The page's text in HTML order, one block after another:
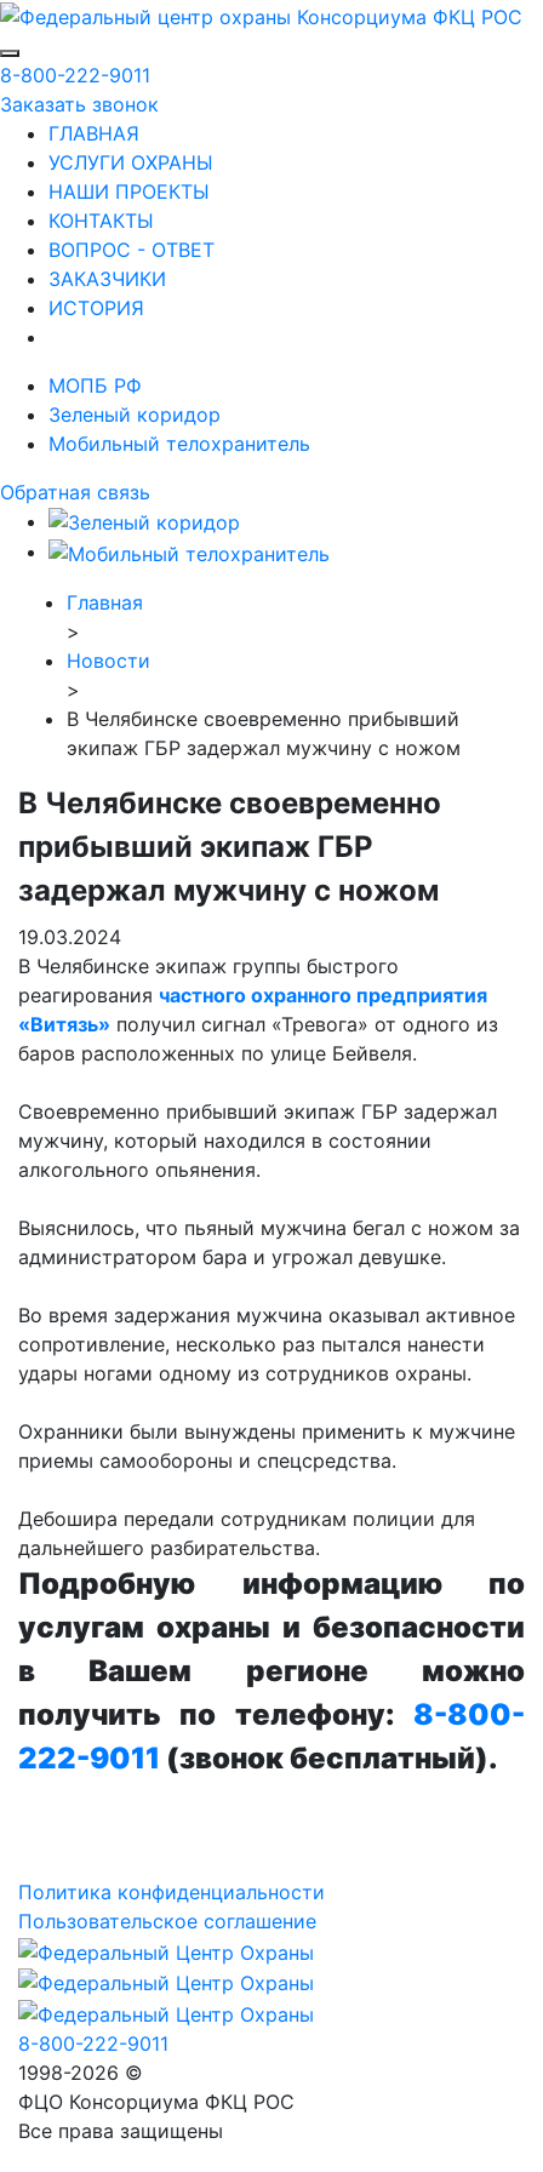
8-800-222-9011
Заказать звонок
ГЛАВНАЯ
УСЛУГИ ОХРАНЫ
НАШИ ПРОЕКТЫ
КОНТАКТЫ
ВОПРОС - ОТВЕТ
ЗАКАЗЧИКИ
ИСТОРИЯ
МОПБ РФ
Зеленый коридор
Мобильный телохранитель
Обратная связь
Главная
>
Новости
>
В Челябинске своевременно прибывший
экипаж ГБР задержал мужчину с ножом
В Челябинске своевременно
прибывший экипаж ГБР
задержал мужчину с ножом
19.03.2024
В Челябинске экипаж группы быстрого
реагирования частного охранного предприятия
«Витязь» получил сигнал «Тревога» от одного из
баров расположенных по улице Бейвеля.
Своевременно прибывший экипаж ГБР задержал
мужчину, который находился в состоянии
алкогольного опьянения.
Выяснилось, что пьяный мужчина бегал с ножом за
администратором бара и угрожал девушке.
Во время задержания мужчина оказывал активное
сопротивление, несколько раз пытался нанести
удары ногами одному из сотрудников охраны.
Охранники были вынуждены применить к мужчине
приемы самообороны и спецсредства.
Дебошира передали сотрудникам полиции для
дальнейшего разбирательства.
Подробную информацию по
услугам охраны и безопасности
в Вашем регионе можно
получить по телефону: 8-800-
222-9011 (звонок бесплатный).
Политика конфиденциальности
Пользовательское соглашение
8-800-222-9011
1998-2026 ©
ФЦО Консорциума ФКЦ РОС
Все права защищены